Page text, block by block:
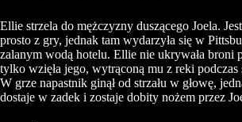
Ellie strzela do mężczyzny duszącego Joela.
prosto z gry, jednak tam wydarzyła się w
zalanym wodą hotelu. Ellie nie ukrywała broni
tylko wzięła jego, wytrąconą mu z reki podczas
W grze napastnik ginął od strzału w głowę,
dostaje w zadek i zostaje dobity nożem przez